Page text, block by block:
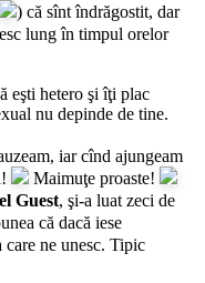
) că sînt îndrăgostit, dar
lung în timpul orelor
eşti hetero şi îţi plac
nu depinde de tine.
iar cînd ajungeam
Maimuţe proaste!
Guest, şi-a luat zeci de
că dacă iese
ne unesc. Tipic